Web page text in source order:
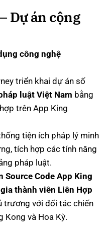
Dự án cộng
công nghệ
triển khai dự án số
luật Việt Nam bằng
trên App King
tiện ích pháp lý minh
tích hợp các tính năng
pháp luật.
Source Code App King
thành viên Liên Hợp
trương với đối tác chiến
Kong và Hoa Kỳ.